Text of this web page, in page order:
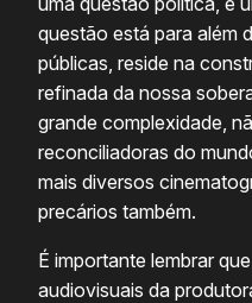
questão está para além
públicas, reside na
refinada da nossa
grande complexidade,
reconciliadoras do
mais diversos
precários também.
É importante lembrar
audiovisuais da